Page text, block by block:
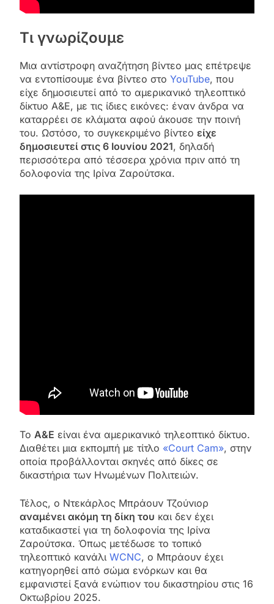
Τι γνωρίζουμε
Μια αντίστροφη αναζήτηση βίντεο μας επέτρεψε
να εντοπίσουμε ένα βίντεο στο YouTube, που
είχε δημοσιευτεί από το αμερικανικό τηλεοπτικό
δίκτυο A&E, με τις ίδιες εικόνες: έναν άνδρα να
καταρρέει σε κλάματα αφού άκουσε την ποινή
του. Ωστόσο, το συγκεκριμένο βίντεο είχε
δημοσιευτεί στις 6 Ιουνίου 2021, δηλαδή
περισσότερα από τέσσερα χρόνια πριν από τη
δολοφονία της Ιρίνα Ζαρούτσκα.
Το A&E είναι ένα αμερικανικό τηλεοπτικό δίκτυο.
Διαθέτει μια εκπομπή με τίτλο «Court Cam», στην
οποία προβάλλονται σκηνές από δίκες σε
δικαστήρια των Ηνωμένων Πολιτειών.
Τέλος, ο Ντεκάρλος Μπράουν Τζούνιορ
αναμένει ακόμη τη δίκη του και δεν έχει
καταδικαστεί για τη δολοφονία της Ιρίνα
Ζαρούτσκα. Όπως μετέδωσε το τοπικό
τηλεοπτικό κανάλι WCNC, ο Μπράουν έχει
κατηγορηθεί από σώμα ενόρκων και θα
εμφανιστεί ξανά ενώπιον του δικαστηρίου στις 16
Οκτωβρίου 2025.